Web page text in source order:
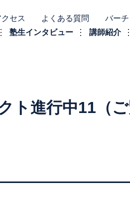
セス よくある質問 バー
塾生インタビュー 講師紹介
ト進行中11（